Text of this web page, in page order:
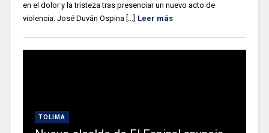
en el dolor y la tristeza tras presenciar un nuevo acto de
violencia. José Duván Ospina [...] Leer más
TOLIMA